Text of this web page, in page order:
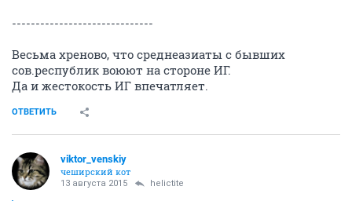
------------------------------
Весьма хреново, что среднеазиаты с бывших
сов.республик воюют на стороне ИГ.
Да и жестокость ИГ впечатляет.
ОТВЕТИТЬ
viktor_venskiy
чеширский кот
13 августа 2015 helictite